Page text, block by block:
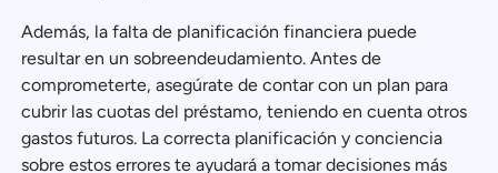
Además, la falta de planificación financiera puede
resultar en un sobreendeudamiento. Antes de
comprometerte, asegúrate de contar con un plan para
cubrir las cuotas del préstamo, teniendo en cuenta otros
gastos futuros. La correcta planificación y conciencia
sobre estos errores te ayudará a tomar decisiones más